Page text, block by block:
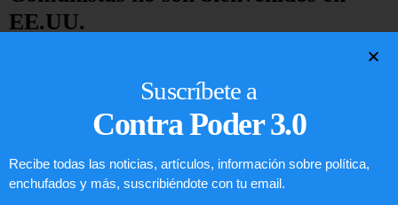
EE.UU.
Suscríbete a
Contra Poder 3.0
Recibe todas las noticias, artículos, información sobre política,
enchufados y más, suscribiéndote con tu email.